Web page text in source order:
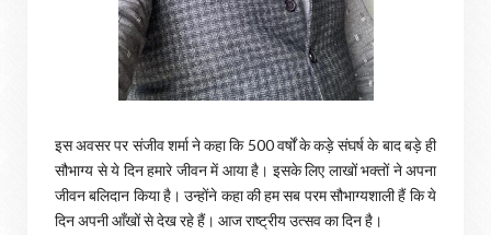
इस अवसर पर संजीव शर्मा ने कहा कि 500 वर्षों के कड़े संघर्ष के बाद बड़े ही
सौभाग्य से ये दिन हमारे जीवन में आया है। इसके लिए लाखों भक्तों ने अपना
जीवन बलिदान किया है। उन्होंने कहा की हम सब परम सौभाग्यशाली हैं कि ये
दिन अपनी आँखों से देख रहे हैं। आज राष्ट्रीय उत्सव का दिन है।